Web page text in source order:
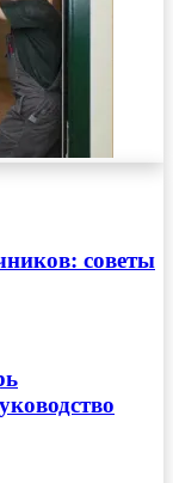
советы